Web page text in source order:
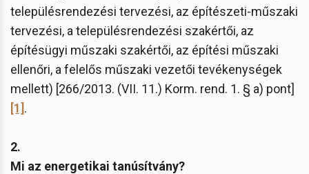
településrendezési tervezési, az építészeti-műszaki
tervezési, a településrendezési szakértői, az
építésügyi műszaki szakértői, az építési műszaki
ellenőri, a felelős műszaki vezetői tevékenységek
mellett) [266/2013. (VII. 11.) Korm. rend. 1. § a) pont]
[1].
2.
Mi az energetikai tanúsítvány?